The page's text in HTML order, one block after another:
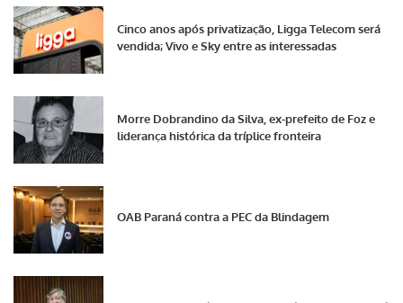
Cinco anos após privatização, Ligga Telecom será
vendida; Vivo e Sky entre as interessadas
Morre Dobrandino da Silva, ex-prefeito de Foz e
liderança histórica da tríplice fronteira
OAB Paraná contra a PEC da Blindagem